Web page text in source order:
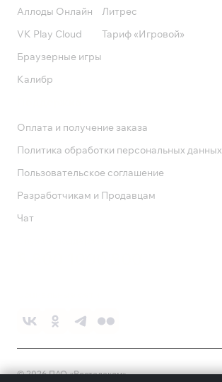
Аллоды Онлайн
VK Play Cloud
Браузерные игры
Калибр
Литрес
Тариф «Игровой»
Оплата и получение заказа
Политика обработки персональных данных
Пользовательское соглашение
Разработчикам и Продавцам
Чат
©2026ПАО «Ростелеком»